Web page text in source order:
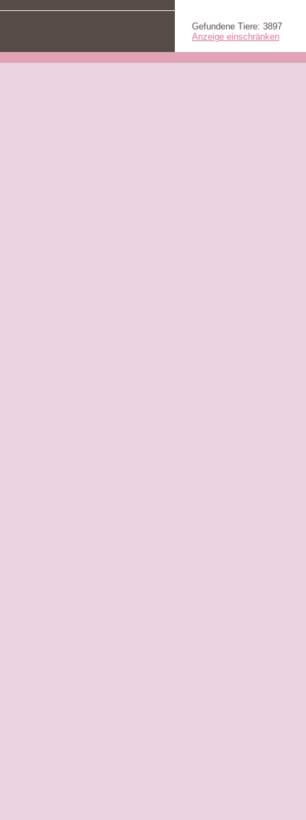
Gefundene Tiere: 3897
Anzeige einschränken